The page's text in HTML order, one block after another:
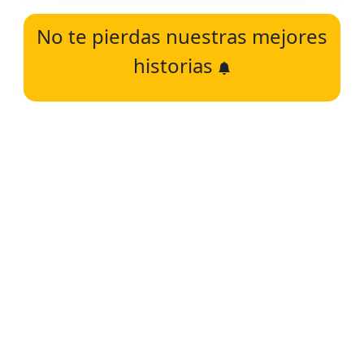
No te pierdas nuestras mejores
historias